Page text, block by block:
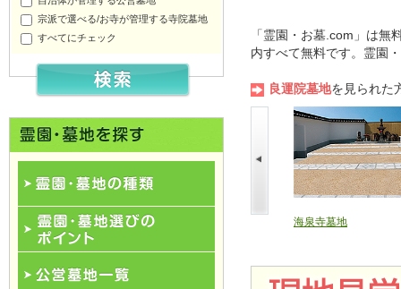
「霊園・お墓.com」は
内すべて無料です。霊園
良運院墓地を見られた
正法寺墓苑 海泉寺墓地
宗派で選べる/お寺が管理する寺院墓地
すべてにチェック
霊園･墓地の種類